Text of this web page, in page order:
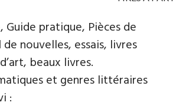
Guide pratique, Pièces de
nouvelles, essais, livres
beaux livres.
et genres littéraires
: